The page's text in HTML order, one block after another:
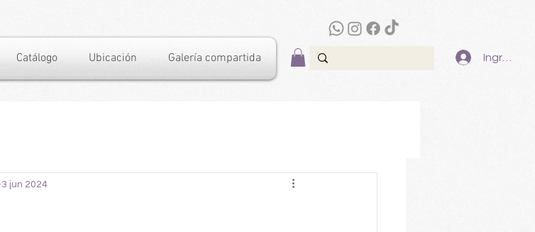
Catálogo Ubicación Galería compartida Ingresar
3 jun 2024